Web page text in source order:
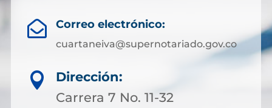
 Correo electrónico:
cuartaneiva@supernotariado.gov.co

Dirección:
Carrera 7 No. 11-32